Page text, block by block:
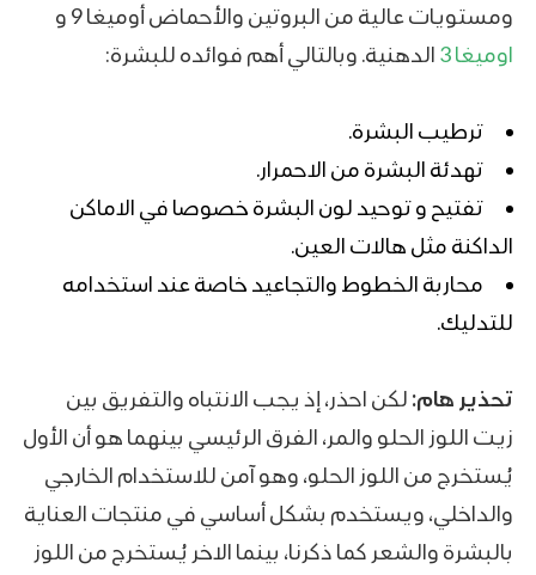
ومستويات عالية من البروتين والأحماض أوميغا 9 و
اوميغا 3
الدهنية. وبالتالي أهم فوائده للبشرة:
ترطيب البشرة.
تهدئة البشرة من الاحمرار.
تفتيح و توحيد لون البشرة خصوصا في الاماكن
الداكنة مثل هالات العين.
محاربة الخطوط والتجاعيد خاصة عند استخدامه
للتدليك.
تحذير هام: لكن احذر، إذ يجب الانتباه والتفريق بين
زيت اللوز الحلو والمر، الفرق الرئيسي بينهما هو أن الأول
يُستخرج من اللوز الحلو، وهو آمن للاستخدام الخارجي
والداخلي، ويستخدم بشكل أساسي في منتجات العناية
بالبشرة والشعر كما ذكرنا، بينما الاخر يُستخرج من اللوز